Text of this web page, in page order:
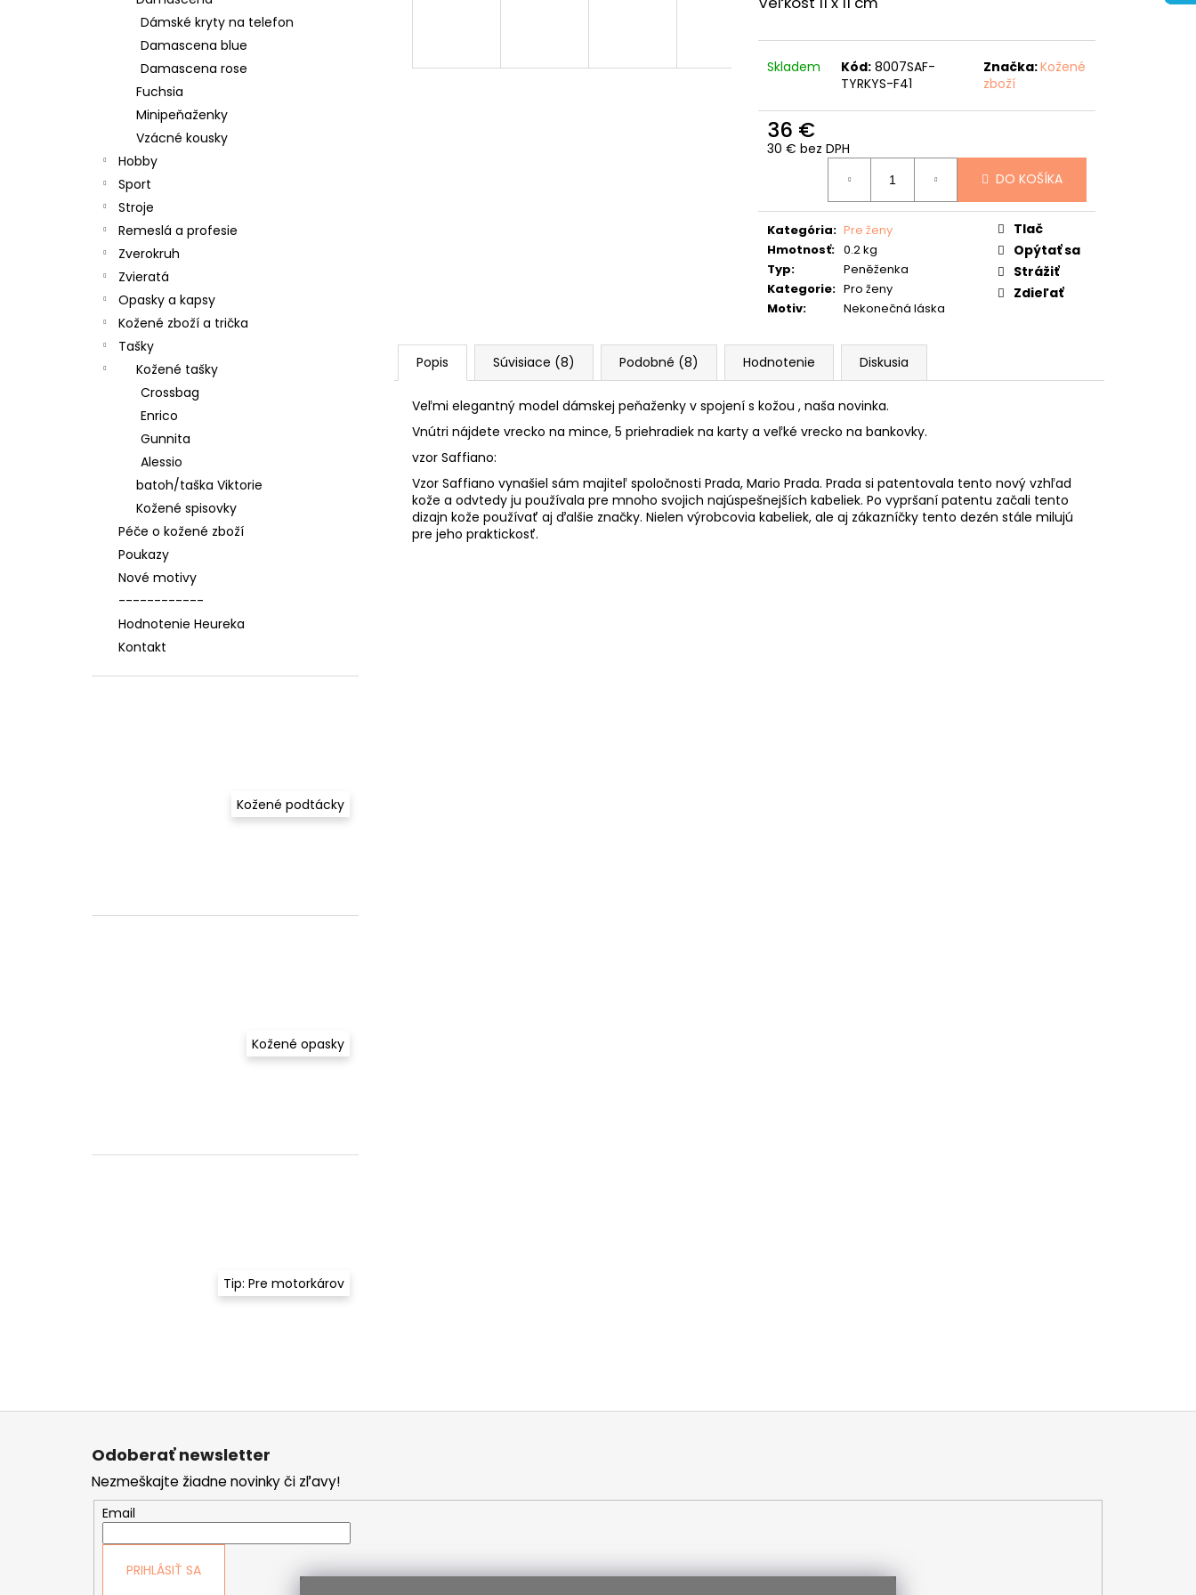
Dámské kryty na telefon
Damascena blue
Damascena rose
Fuchsia
Minipeňaženky
Vzácné kousky
Hobby
Sport
Stroje
Remeslá a profesie
Zverokruh
Zvieratá
Opasky a kapsy
Kožené zboží a trička
Tašky
Kožené tašky
Crossbag
Enrico
Gunnita
Alessio
batoh/taška Viktorie
Kožené spisovky
Péče o kožené zboží
Poukazy
Nové motivy
------------
Hodnotenie Heureka
Kontakt
Kožené podtácky
Kožené opasky
Tip: Pre motorkárov
Skladem Kód: 8007SAF-
TYRKYS-F41
Značka:Kožené
zboží
36 €
30 € bez DPH
Jednotková
DO KOŠÍKA
Kategória: Pre ženy
Hmotnosť: 0.2 kg
Typ:
Peněženka
Kategorie: Pro ženy
Motiv: Nekonečná láska
Tlač
Opýtať sa
Strážiť
Zdieľať
Popis Súvisiace (8) Podobné (8) Hodnotenie Diskusia
Veľmi elegantný model dámskej peňaženky v spojení s kožou , naša novinka.
Vnútri nájdete vrecko na mince, 5 priehradiek na karty a veľké vrecko na bankovky.
vzor Saffiano:
Vzor Saffiano vynašiel sám majiteľ spoločnosti Prada, Mario Prada. Prada si patentovala tento nový vzhľad
kože a odvtedy ju používala pre mnoho svojich najúspešnejších kabeliek. Po vypršaní patentu začali tento
dizajn kože používať aj ďalšie značky. Nielen výrobcovia kabeliek, ale aj zákazníčky tento dezén stále milujú
pre jeho praktickosť.
Odoberať newsletter
Nezmeškajte žiadne novinky či zľavy!
Email
PRIHLÁSIŤ SA